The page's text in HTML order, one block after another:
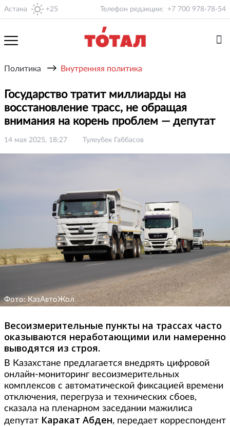
Астана +25 Телефон редакции: +7 700 978-78-54
Политика → Внутренняя политика
Государство тратит миллиарды на
восстановление трасс, не обращая
внимания на корень проблем — депутат
14 мая 2025, 18:27 Тулеубек Габбасов
Фото: КазАвтоЖол
Весоизмерительные пункты на трассах часто
оказываются неработающими или намеренно
выводятся из строя.
В Казахстане предлагается внедрять цифровой
онлайн-мониторинг весоизмерительных
комплексов с автоматической фиксацией времени
отключения, перегруза и технических сбоев,
сказала на пленарном заседании мажилиса
депутат Каракат Абден, передает корреспондент